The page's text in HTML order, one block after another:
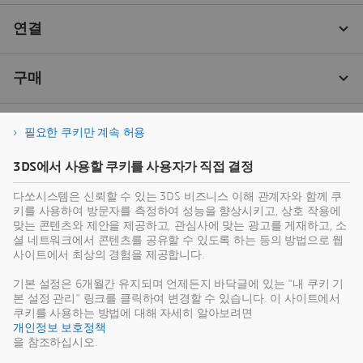
필요한 쿠키만 계속 허용
3DS에서 사용할 쿠키를 사용자가 직접 결정
다쏘시스템은 신뢰할 수 있는 3DS 비즈니스 이해 관계자와 함께 쿠
키를 사용하여 방문자를 측정하여 성능을 향상시키고, 상호 작용에
맞는 콘텐츠와 제안을 제공하고, 관심사에 맞는 광고를 게재하고, 소
셜 네트워크에서 콘텐츠를 공유할 수 있도록 하는 등의 방법으로 웹
사이트에서 최상의 경험을 제공합니다.
기본 설정은 6개월간 유지되며 언제든지 바닥글에 있는 "내 쿠키 기
본 설정 관리" 링크를 클릭하여 변경할 수 있습니다. 이 사이트에서
쿠키를 사용하는 방법에 대해 자세히 알아보려면
개인정보 보호정책
을 참조하십시오.